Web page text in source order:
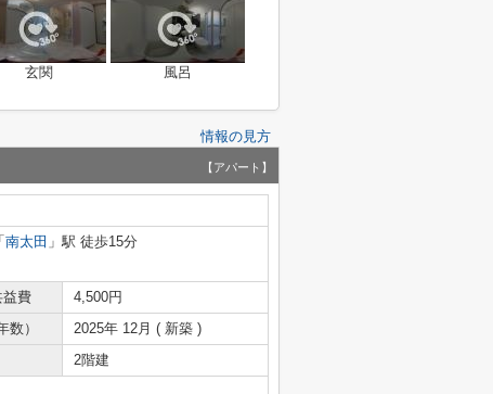
玄関 風呂
情報の見方
【アパート】
「 南太田 」駅 徒歩15分
費
4,500円
数）
2025年 12月 ( 新築 )
2階建